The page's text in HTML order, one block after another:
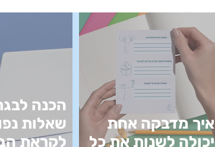
איך מדבקה אחת
יכולה לשנות את כל
הכנה
שאלות
לקראת